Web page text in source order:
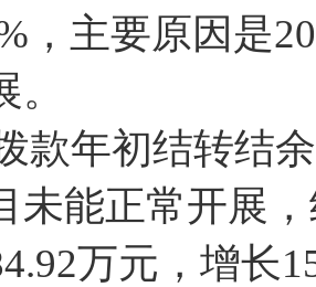
，主要原因是
款年初结转结余
未能正常开展
万元，增长